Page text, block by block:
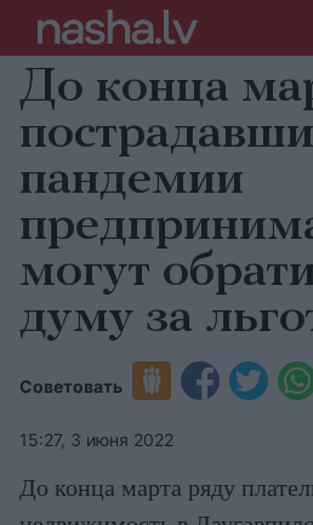
До конца
пандемии
могут
думу за
Советовать
15:27, 3 июня 2022
До конца марта ряду